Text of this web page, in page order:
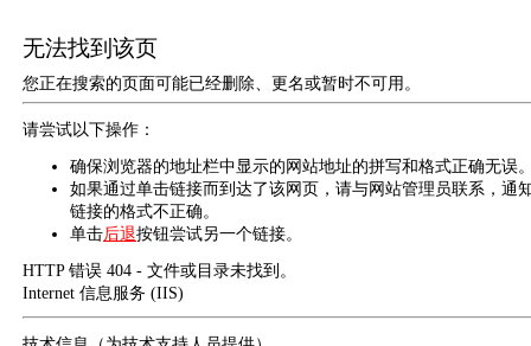
无法找到该页
您正在搜索的页面可能已经删除、更名或暂时不可用。
请尝试以下操作：
确保浏览器的地址栏中显示的网站地址的拼写和格式正确无误
如果通过单击链接而到达了该网页，请与网站管理员联系，通
链接的格式不正确。
单击后退按钮尝试另一个链接。
HTTP 错误 404 - 文件或目录未找到。
Internet 信息服务 (IIS)